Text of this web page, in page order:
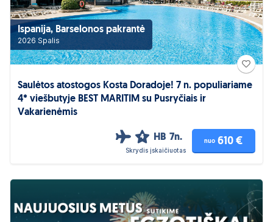
Ispanija, Barselonos pakrantė
2026 Spalis
Saulėtos atostogos Kosta Doradoje! 7 n. populiariame
4* viešbutyje BEST MARITIM su Pusryčiais ir
Vakarienėmis
4 HB 7n.
Skrydis įskaičiuotas
nuo 610 €